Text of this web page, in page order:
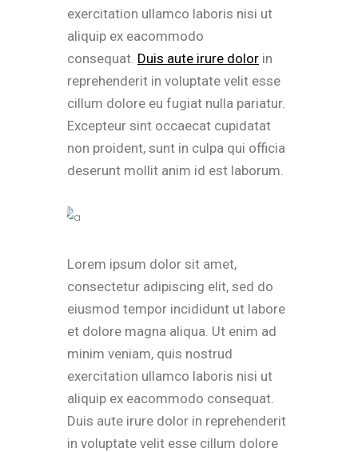
exercitation ullamco laboris nisi ut
aliquip ex eacommodo
consequat. Duis aute irure dolor in
reprehenderit in voluptate velit esse
cillum dolore eu fugiat nulla pariatur.
Excepteur sint occaecat cupidatat
non proident, sunt in culpa qui officia
deserunt mollit anim id est laborum.
Lorem ipsum dolor sit amet,
consectetur adipiscing elit, sed do
eiusmod tempor incididunt ut labore
et dolore magna aliqua. Ut enim ad
minim veniam, quis nostrud
exercitation ullamco laboris nisi ut
aliquip ex eacommodo consequat.
Duis aute irure dolor in reprehenderit
in voluptate velit esse cillum dolore